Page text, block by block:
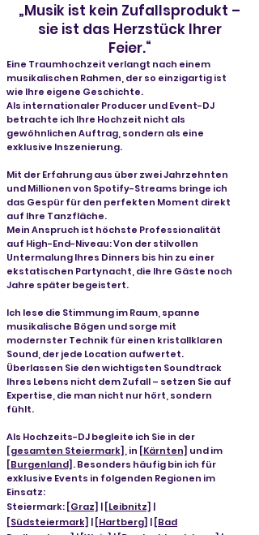
„Musik ist kein Zufallsprodukt –
sie ist das Herzstück Ihrer
Feier.“
Eine Traumhochzeit verlangt nach einem
musikalischen Rahmen, der so einzigartig ist
wie Ihre eigene Geschichte.
Als internationaler Producer und Event-DJ
betrachte ich Ihre Hochzeit nicht als
gewöhnlichen Auftrag, sondern als eine
exklusive Inszenierung.
Mit der Erfahrung aus über zwei Jahrzehnten
und Millionen von Spotify-Streams bringe ich
das Gespür für den perfekten Moment direkt
auf Ihre Tanzfläche.
Mein Anspruch ist höchste Professionalität
auf High-End-Niveau: Von der stilvollen
Untermalung Ihres Dinners bis hin zu einer
ekstatischen Partynacht, die Ihre Gäste noch
Jahre später begeistert.
Ich lese die Stimmung im Raum, spanne
musikalische Bögen und sorge mit
modernster Technik für einen kristallklaren
Sound, der jede Location aufwertet.
Überlassen Sie den wichtigsten Soundtrack
Ihres Lebens nicht dem Zufall – setzen Sie auf
Expertise, die man nicht nur hört, sondern
fühlt.
Als Hochzeits-DJ begleite ich Sie in der
[gesamten Steiermark] , in [Kärnten] und im
[Burgenland] . Besonders häufig bin ich für
exklusive Events in folgenden Regionen im
Einsatz:
Steiermark: [Graz] | [Leibnitz] |
[Südsteiermark] | [Hartberg] | [Bad